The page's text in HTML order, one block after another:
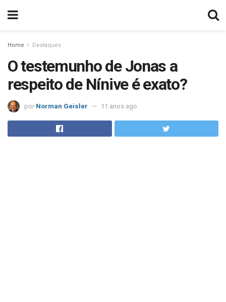
Home Destaques
O testemunho de Jonas a
respeito de Nínive é exato?
por Norman Geisler 11 anos ago